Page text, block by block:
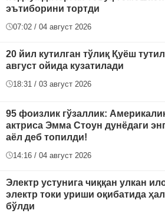
эътиборини тортди
07:02 / 04 август 2026
20 йил кутилган тўлиқ Қуёш
август ойида кузатилади
18:31 / 03 август 2026
95 фоизлик гўзаллик:
актриса Эмма Стоун дунёдаги
аёл деб топилди!
14:16 / 04 август 2026
Электр устунига чиққан улкан
электр токи уриши оқибатида
бўлди